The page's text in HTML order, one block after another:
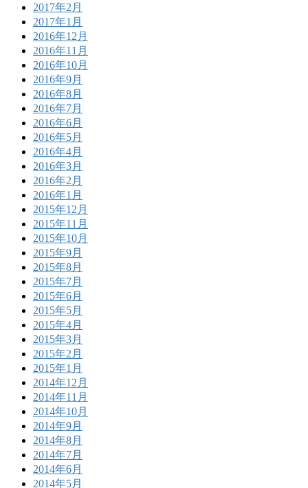
2017年2月
2017年1月
2016年12月
2016年11月
2016年10月
2016年9月
2016年8月
2016年7月
2016年6月
2016年5月
2016年4月
2016年3月
2016年2月
2016年1月
2015年12月
2015年11月
2015年10月
2015年9月
2015年8月
2015年7月
2015年6月
2015年5月
2015年4月
2015年3月
2015年2月
2015年1月
2014年12月
2014年11月
2014年10月
2014年9月
2014年8月
2014年7月
2014年6月
2014年5月